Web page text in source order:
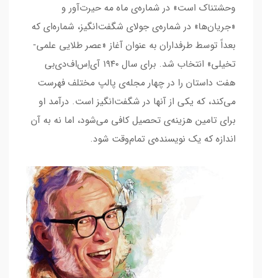
وحشتناک است» در شماره‌ی ماه مه حیرت‌آور و
«جریان‌ها» در شماره‌ی جولای شگفت‌انگیز، شماره‌ای که
بعداً توسط طرفداران به عنوان آغاز «عصر طلایی علمی-
تخیلی» انتخاب شد. برای سال ۱۹۴۰ آی‌اِس‌اف‌دی‌بی
هفت داستان را در چهار مجله‌ی پالپ مختلف فهرست
می‌کند، که یکی از آنها در شگفت‌انگیز است. درآمد او
برای تامین هزینه‌ی تحصیل کافی می‌شود، اما نه به آن
اندازه که یک نویسنده‌ی تمام‌وقت شود.